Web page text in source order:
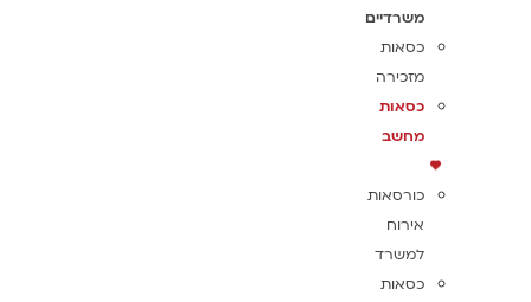
משרדיים
כסאות
מזכירה
כסאות
מחשב
כורסאות
אירוח
למשרד
כסאות